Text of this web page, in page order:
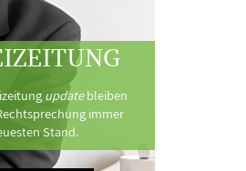
updatebleiben
immer
Stand.